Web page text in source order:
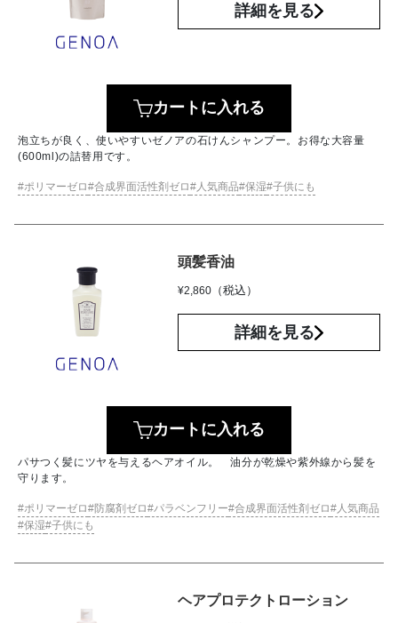
詳細を見る
カートに入れる
泡立ちが良く、使いやすいゼノアの石けんシャンプー。お得な大容量
(600ml)の詰替用です。
ポリマーゼロ 合成界面活性剤ゼロ 人気商品 保湿 子供にも
頭髪香油
¥2,860 （税込）
詳細を見る
カートに入れる
パサつく髪にツヤを与えるヘアオイル。 油分が乾燥や紫外線から髪を
守ります。
ポリマーゼロ 防腐剤ゼロ パラベンフリー 合成界面活性剤ゼロ
人気商品
保湿 子供にも
ヘアプロテクトローション